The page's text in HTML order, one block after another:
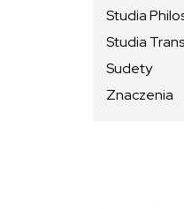
Studia
Studia
Sudety
Znaczenia